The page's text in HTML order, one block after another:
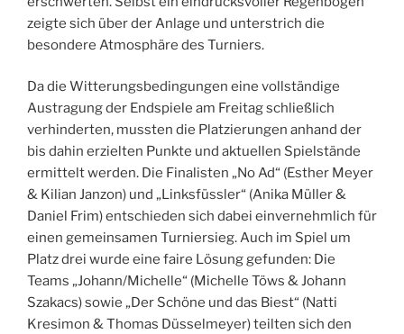
zeigte sich über der Anlage und unterstrich die
besondere Atmosphäre des Turniers.
Da die Witterungsbedingungen eine vollständige
Austragung der Endspiele am Freitag schließlich
verhinderten, mussten die Platzierungen anhand der
bis dahin erzielten Punkte und aktuellen Spielstände
ermittelt werden. Die Finalisten „No Ad“ (Esther Meyer
& Kilian Janzon) und „Linksfüssler“ (Anika Müller &
Daniel Frim) entschieden sich dabei einvernehmlich für
einen gemeinsamen Turniersieg. Auch im Spiel um
Platz drei wurde eine faire Lösung gefunden: Die
Teams „Johann/Michelle“ (Michelle Töws & Johann
Szakacs) sowie „Der Schöne und das Biest“ (Natti
Kresimon & Thomas Düsselmeyer) teilten sich den